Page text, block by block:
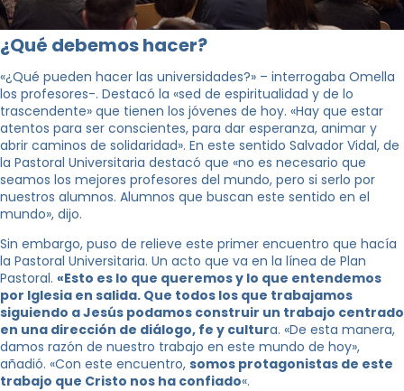
¿Qué debemos hacer?
«¿Qué pueden hacer las universidades?» – interrogaba Omella
los profesores-. Destacó la «sed de espiritualidad y de lo
trascendente» que tienen los jóvenes de hoy. «Hay que estar
atentos para ser conscientes, para dar esperanza, animar y
abrir caminos de solidaridad». En este sentido Salvador Vidal, de
la Pastoral Universitaria destacó que «no es necesario que
seamos los mejores profesores del mundo, pero si serlo por
nuestros alumnos. Alumnos que buscan este sentido en el
mundo», dijo.
Sin embargo, puso de relieve este primer encuentro que hacía
la Pastoral Universitaria. Un acto que va en la línea de Plan
Pastoral. «Esto es lo que queremos y lo que entendemos
por Iglesia en salida. Que todos los que trabajamos
siguiendo a Jesús podamos construir un trabajo centrado
en una dirección de diálogo, fe y cultura. «De esta manera,
damos razón de nuestro trabajo en este mundo de hoy»,
añadió. «Con este encuentro, somos protagonistas de este
trabajo que Cristo nos ha confiado«.